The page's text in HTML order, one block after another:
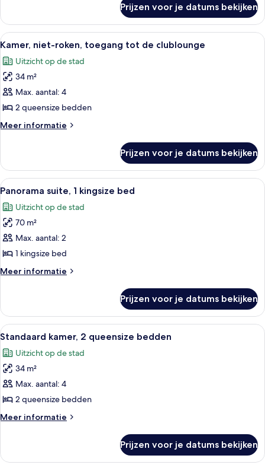
laden
2
queensize
bedden,
roken
Prijzen voor je datums bekijken
Alle
foto's
voor
Kamer,
niet-
roken,
toegang
tot
clublounge
laden
Hotelkamer met twee bedden, een
6
Kamer, niet-roken, toegang tot de clublounge
Uitzicht op de stad
34 m²
Max. aantal: 4
2 queensize bedden
Meer informatie
Meer
niet-
roken,
toegang
de
clublounge
Prijzen voor je datums bekijken
Alle
foto's
voor
Panorama
suite,
1
kingsize
bed
Een moderne hotelkamer met een
5
Panorama suite, 1 kingsize bed
Uitzicht op de stad
70 m²
Max. aantal: 2
1 kingsize bed
Meer informatie
Meer
suite,
kingsize
Prijzen voor je datums bekijken
Alle
foto's
voor
Standaard
kamer,
2
queensize
bedden
Een hotelkamer met twee bedden,
6
Standaard kamer, 2 queensize bedden
Uitzicht op de stad
34 m²
Max. aantal: 4
2 queensize bedden
Meer informatie
Meer
kamer,
Prijzen voor je datums bekijken